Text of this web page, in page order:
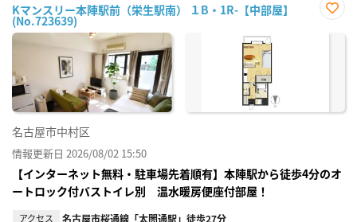
Kマンスリー本陣駅前（栄生駅南） １B・1R-【中部屋】
(No.723639)
に入
名古屋市中村区
情報更新日 2026/08/02 15:50
【インターネット無料・駐車場先着順有】本陣駅から徒歩4分のオ
ートロック付バストイレ別 温水暖房便座付部屋！
アクセス 名古屋市桜通線「太閤通駅」徒歩27分